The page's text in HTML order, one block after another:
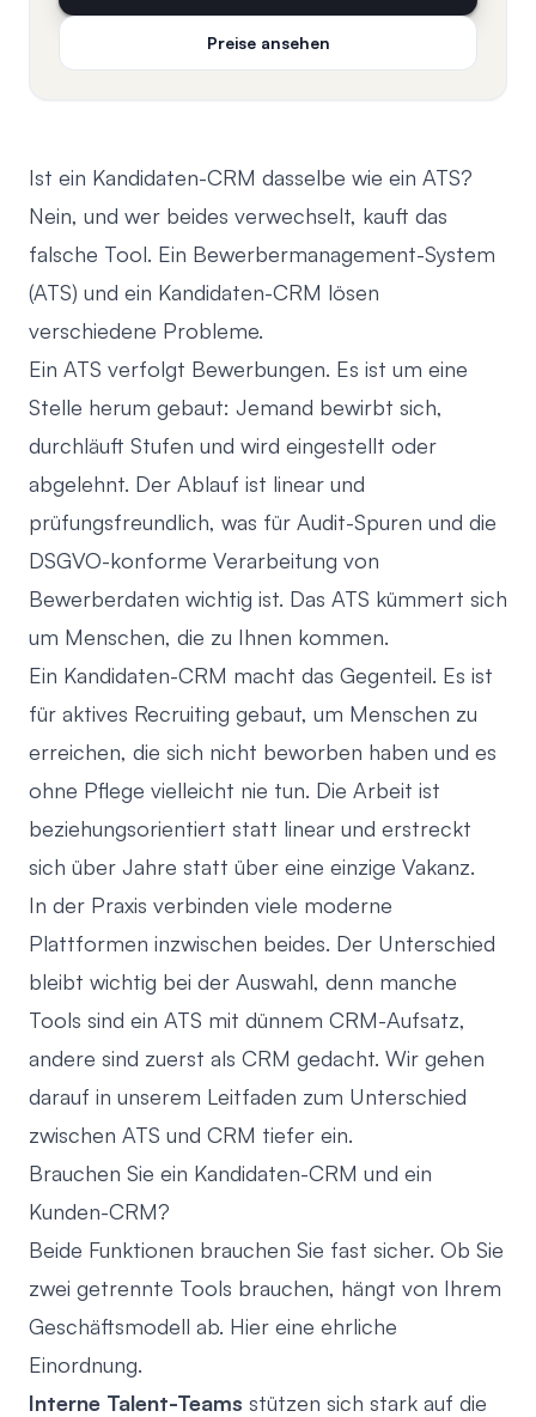
Preise ansehen
Ist ein Kandidaten-CRM dasselbe wie ein ATS?
Nein, und wer beides verwechselt, kauft das
falsche Tool. Ein Bewerbermanagement-System
(ATS) und ein Kandidaten-CRM lösen
verschiedene Probleme.
Ein ATS verfolgt Bewerbungen. Es ist um eine
Stelle herum gebaut: Jemand bewirbt sich,
durchläuft Stufen und wird eingestellt oder
abgelehnt. Der Ablauf ist linear und
prüfungsfreundlich, was für Audit-Spuren und die
DSGVO-konforme Verarbeitung von
Bewerberdaten wichtig ist. Das ATS kümmert sich
um Menschen, die zu Ihnen kommen.
Ein Kandidaten-CRM macht das Gegenteil. Es ist
für aktives Recruiting gebaut, um Menschen zu
erreichen, die sich nicht beworben haben und es
ohne Pflege vielleicht nie tun. Die Arbeit ist
beziehungsorientiert statt linear und erstreckt
sich über Jahre statt über eine einzige Vakanz.
In der Praxis verbinden viele moderne
Plattformen inzwischen beides. Der Unterschied
bleibt wichtig bei der Auswahl, denn manche
Tools sind ein ATS mit dünnem CRM-Aufsatz,
andere sind zuerst als CRM gedacht. Wir gehen
darauf in unserem Leitfaden zum Unterschied
zwischen ATS und CRM tiefer ein.
Brauchen Sie ein Kandidaten-CRM und ein
Kunden-CRM?
Beide Funktionen brauchen Sie fast sicher. Ob Sie
zwei getrennte Tools brauchen, hängt von Ihrem
Geschäftsmodell ab. Hier eine ehrliche
Einordnung.
Interne Talent-Teams stützen sich stark auf die